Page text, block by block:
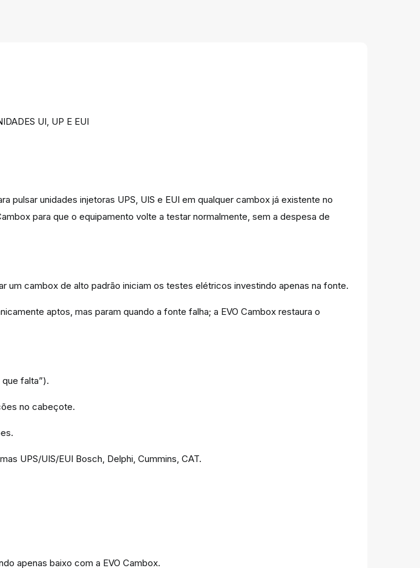
UI, UP E EUI
pulsar unidades injetoras UPS, UIS e EUI em qualquer cambox já existente no
para que o equipamento volte a testar normalmente, sem a despesa de
um cambox de alto padrão iniciam os testes elétricos investindo apenas na fonte.
aptos, mas param quando a fonte falha; a EVO Cambox restaura o
falta”).
no cabeçote.
UPS/UIS/EUI Bosch, Delphi, Cummins, CAT.
apenas baixo com a EVO Cambox.